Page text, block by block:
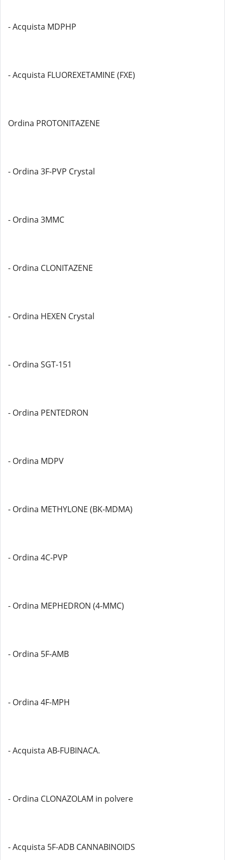
- Acquista MDPHP
- Acquista FLUOREXETAMINE (FXE)
Ordina PROTONITAZENE
- Ordina 3F-PVP Crystal
- Ordina 3MMC
- Ordina CLONITAZENE
- Ordina HEXEN Crystal
- Ordina SGT-151
- Ordina PENTEDRON
- Ordina MDPV
- Ordina METHYLONE (BK-MDMA)
- Ordina 4C-PVP
- Ordina MEPHEDRON (4-MMC)
- Ordina 5F-AMB
- Ordina 4F-MPH
- Acquista AB-FUBINACA.
- Ordina CLONAZOLAM in polvere
- Acquista 5F-ADB CANNABINOIDS